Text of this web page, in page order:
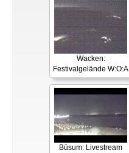
Wacken:
Festivalgelände W:O:A
Büsum: Livestream